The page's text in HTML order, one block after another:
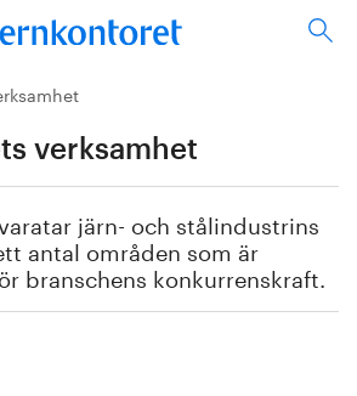
verksamhet
järn- och stålindustrins
antal områden som är
branschens konkurrenskraft.